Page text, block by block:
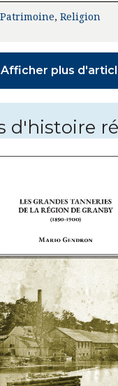
Patrimoine, Religion
Afficher plus
d'histoire